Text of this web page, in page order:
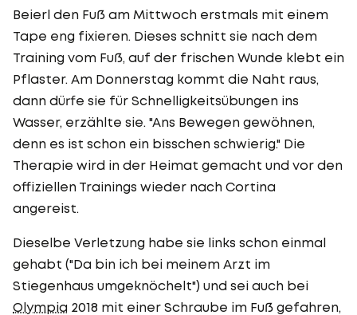
Beierl den Fuß am Mittwoch erstmals mit einem
Tape eng fixieren. Dieses schnitt sie nach dem
Training vom Fuß, auf der frischen Wunde klebt ein
Pflaster. Am Donnerstag kommt die Naht raus,
dann dürfe sie für Schnelligkeitsübungen ins
Wasser, erzählte sie. "Ans Bewegen gewöhnen,
denn es ist schon ein bisschen schwierig." Die
Therapie wird in der Heimat gemacht und vor den
offiziellen Trainings wieder nach Cortina
angereist.
Dieselbe Verletzung habe sie links schon einmal
gehabt ("Da bin ich bei meinem Arzt im
Stiegenhaus umgeknöchelt") und sei auch bei
Olympia 2018 mit einer Schraube im Fuß gefahren,